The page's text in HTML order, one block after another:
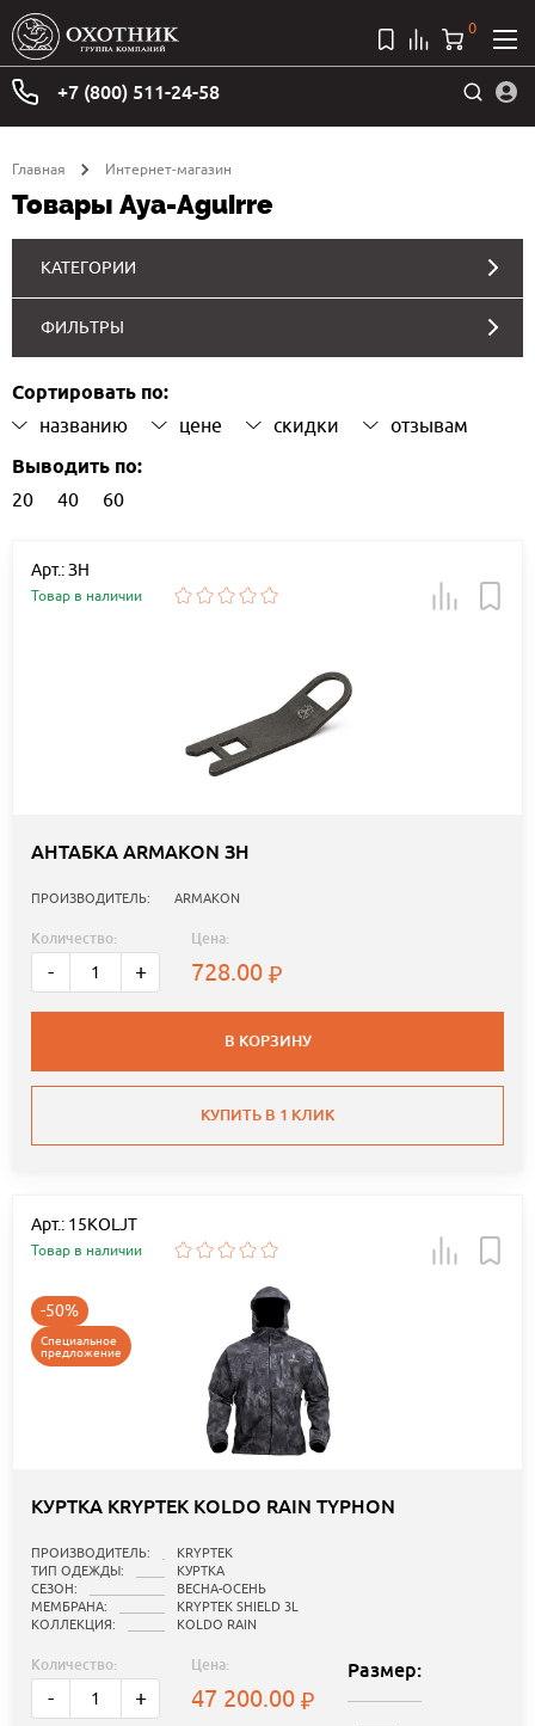
+7 (800) 511-24-58
0
Главная Интернет-магазин
Товары Aya-Aguirre
КАТЕГОРИИ
ФИЛЬТРЫ
Сортировать по:
названию цене скидки отзывам
Выводить по:
20 40 60
Арт.: ЗН
Товар в наличии
АНТАБКА ARMAKON ЗН
ПРОИЗВОДИТЕЛЬ: ARMAKON
Количество:
- +
Цена:
728.00
В КОРЗИНУ
КУПИТЬ В 1 КЛИК
Арт.: 15KOLJT
Товар в наличии
-50%
Специальное
предложение
КУРТКА KRYPTEK KOLDO RAIN TYPHON
ПРОИЗВОДИТЕЛЬ:
KRYPTEK
ТИП ОДЕЖДЫ:
КУРТКА
СЕЗОН:
ВЕСНА-ОСЕНЬ
МЕМБРАНА:
KRYPTEK SHIELD 3L
КОЛЛЕКЦИЯ:
KOLDO RAIN
Количество:
- +
Цена:
47 200.00
Размер: